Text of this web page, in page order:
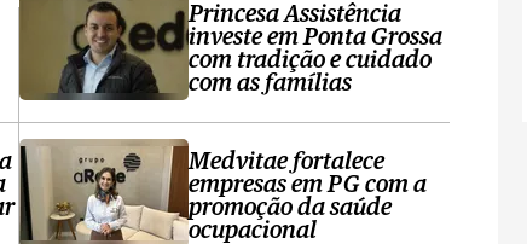
Princesa Assistência
investe em Ponta Grossa
com tradição e cuidado
com as famílias
Medvitae fortalece
empresas em PG com a
promoção da saúde
ocupacional